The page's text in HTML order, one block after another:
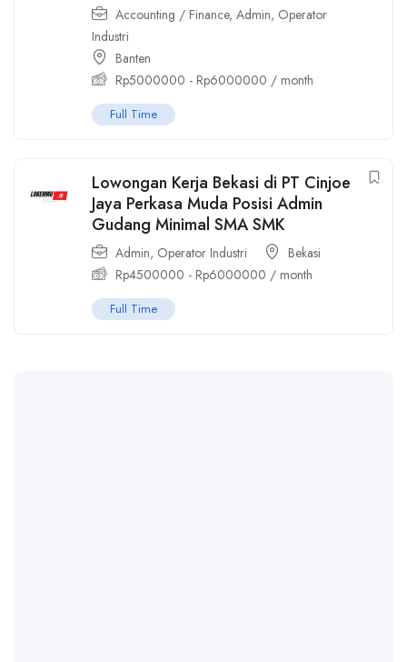
Accounting / Finance, Admin, Operator
Industri
Banten
Rp5000000 - Rp6000000 / month
Full Time
Lowongan Kerja Bekasi di PT Cinjoe
Jaya Perkasa Muda Posisi Admin
Gudang Minimal SMA SMK
Admin, Operator Industri
Bekasi
Rp4500000 - Rp6000000 / month
Full Time